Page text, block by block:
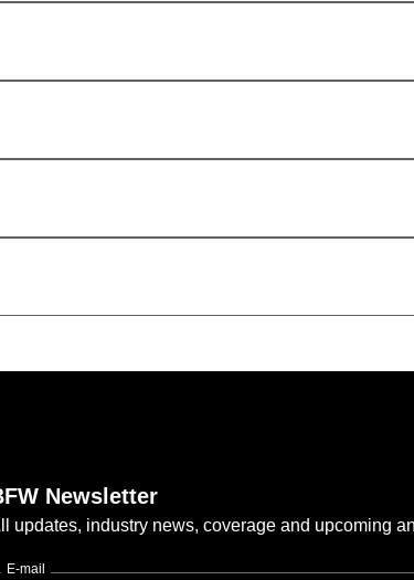
Newsletter
updates, industry news, coverage and upcoming
E-mail